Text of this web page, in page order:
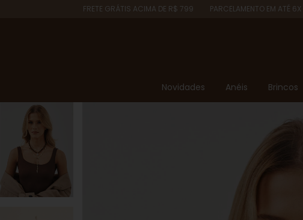
FRETE GRÁTIS ACIMA DE R$ 799 PARCELAMENTO EM ATÉ 6X SEM JUROS
Novidades Anéis Brincos